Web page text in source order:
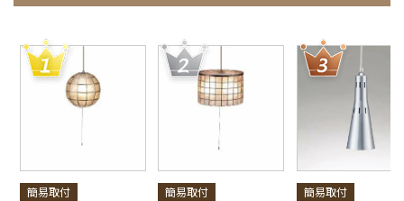
簡易取付 簡易取付 簡易取付